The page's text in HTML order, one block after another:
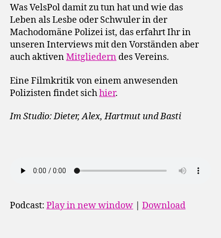
Was VelsPol damit zu tun hat und wie das
Leben als Lesbe oder Schwuler in der
Machodomäne Polizei ist, das erfahrt Ihr in
unseren Interviews mit den Vorständen aber
auch aktivenMitgliedern des Vereins.
Eine Filmkritik von einem anwesenden
Polizisten findet sichhier.
Im Studio: Dieter, Alex, Hartmut und Basti
Podcast: Play in new window | Download